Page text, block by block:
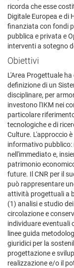
ricorda che esse
Digitale Europea e di
finanziata con fondi
pubblica e privata e
interventi a sotegno
Obiettivi
L'Area Progettuale
definizione di un
disciplinare, per
investono l'IKM nei
particolare
tecnologiche e di
Culture. L'approccio
informativo
nell'immediato e,
patrimonio
future. Il CNR per il
può rappresentare
attività progettuali a
(1) analisi e studio
circolazione e
individuare eventuali
linee guida
giuridici per la
progettazione e
realizzazione e/o il